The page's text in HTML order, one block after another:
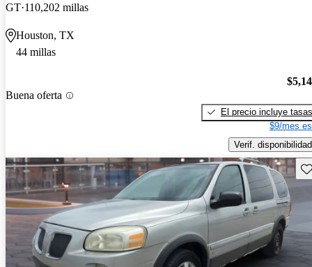
GT 110,202 millas
Houston, TX
44 millas
Buena oferta
El precio incluye tasas
$9/mes
Verif. disponibilidad